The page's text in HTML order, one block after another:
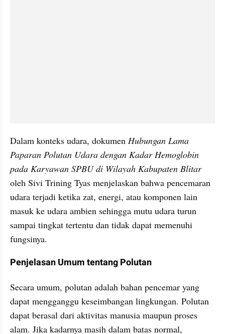
Dalam konteks udara, dokumen Hubungan Lama
Paparan Polutan Udara dengan Kadar Hemoglobin
pada Karyawan SPBU di Wilayah Kabupaten Blitar
oleh Sivi Trining Tyas menjelaskan bahwa pencemaran
udara terjadi ketika zat, energi, atau komponen lain
masuk ke udara ambien sehingga mutu udara turun
sampai tingkat tertentu dan tidak dapat memenuhi
fungsinya.
Penjelasan Umum tentang Polutan
Secara umum, polutan adalah bahan pencemar yang
dapat mengganggu keseimbangan lingkungan. Polutan
dapat berasal dari aktivitas manusia maupun proses
alam. Jika kadarnya masih dalam batas normal,